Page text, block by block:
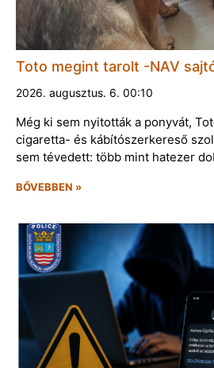
Toto megint tarolt -NAV
2026. augusztus. 6. 00:10
Még ki sem nyitották a ponyvát,
cigaretta- és kábítószerkereső
sem tévedett: több mint hatezer
BŐVEBBEN »